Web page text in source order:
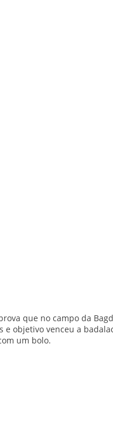
que no campo da
e objetivo venceu a
um bolo.